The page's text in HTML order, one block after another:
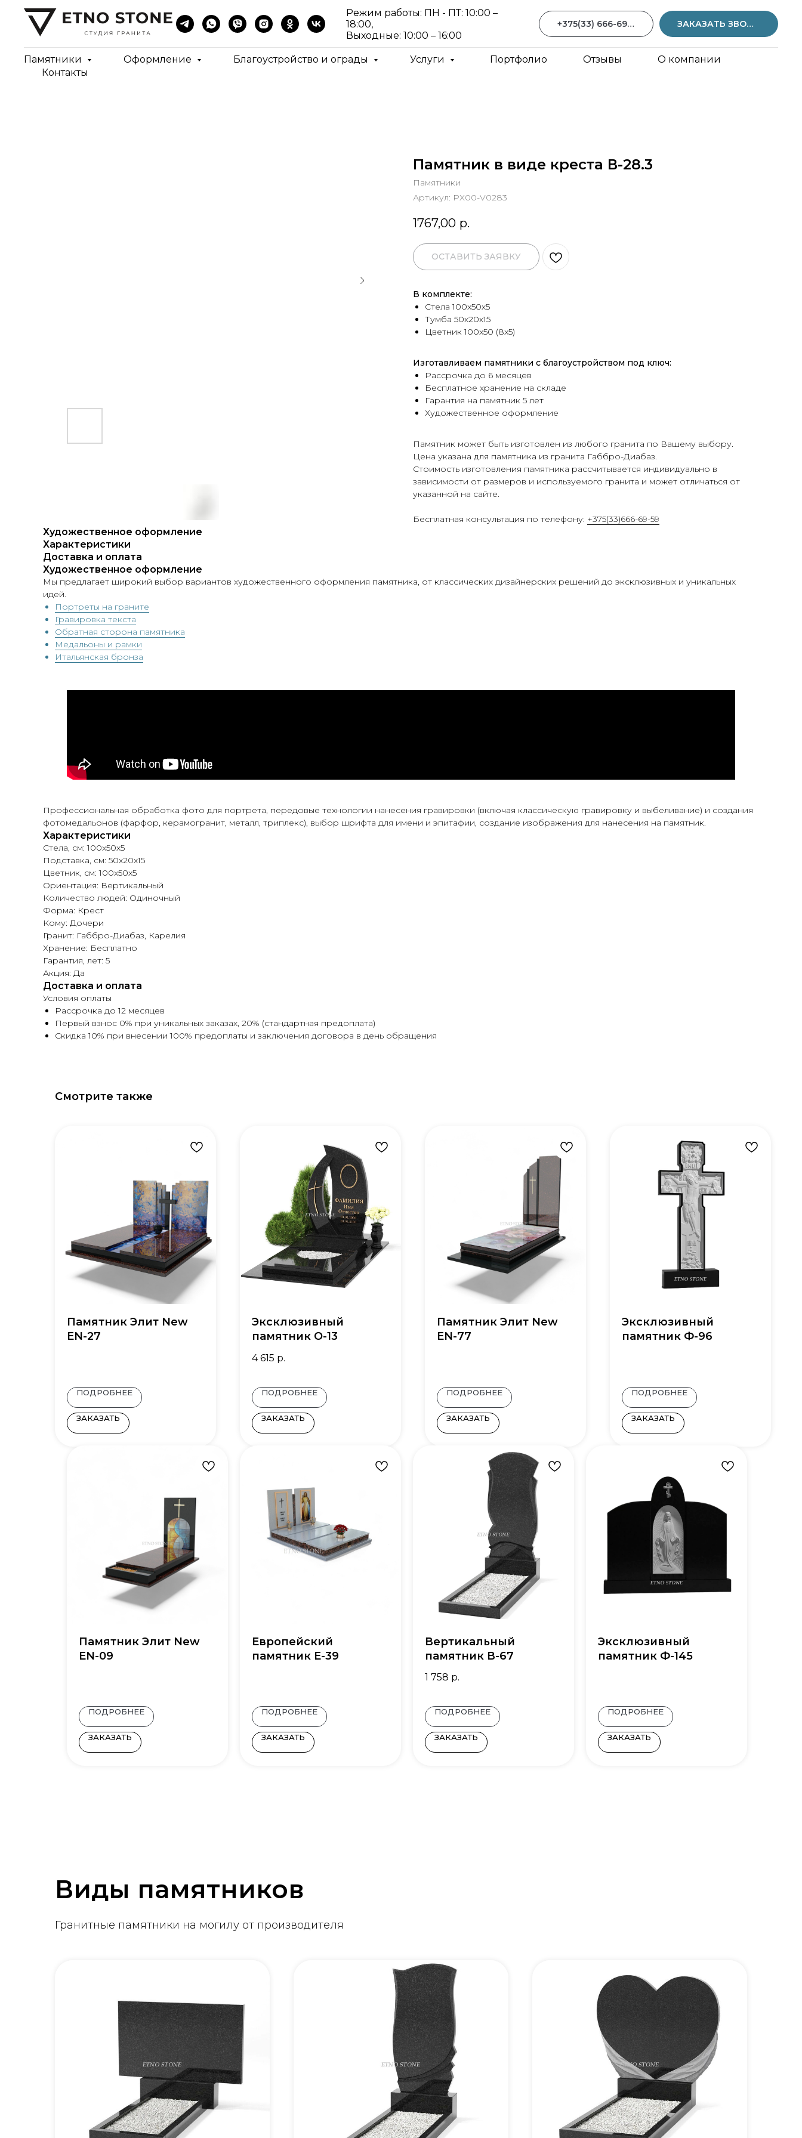
Режим работы: ПН - ПТ: 10:00 –
18:00,
Выходные: 10:00 – 16:00
+375(33) 666-69-59 ЗАКАЗАТЬ ЗВОНОК
Памятники Оформление Благоустройство и ограды Услуги Портфолио Отзывы
О компании
Контакты
Памятник в виде креста В-28.3
Памятники
Артикул: PX00-V0283
1767,00 р.
ОСТАВИТЬ ЗАЯВКУ
В комплекте:
Стела 100х50х5
Тумба 50х20х15
Цветник 100х50 (8х5)
Изготавливаем памятники с благоустройством под ключ:
Рассрочка до 6 месяцев
Бесплатное хранение на складе
Гарантия на памятник 5 лет
Художественное оформление
Памятник может быть изготовлен из любого гранита по Вашему выбору.
Цена указана для памятника из гранита Габбро-Диабаз.
Стоимость изготовления памятника рассчитывается индивидуально в
зависимости от размеров и используемого гранита и может отличаться от
указанной на сайте.
Бесплатная консультация по телефону: +375(33)666-69-59
Художественное оформление
Характеристики
Доставка и оплата
Художественное оформление
Мы предлагает широкий выбор вариантов художественного оформления памятника, от классических дизайнерских решений до эксклюзивных и уникальных
идей.
Портреты на граните
Гравировка текста
Обратная сторона памятника
Медальоны и рамки
Итальянская бронза
Профессиональная обработка фото для портрета, передовые технологии нанесения гравировки (включая классическую гравировку и выбеливание) и создания
фотомедальонов (фарфор, керамогранит, металл, триплекс), выбор шрифта для имени и эпитафии, создание изображения для нанесения на памятник.
Характеристики
Стела, см: 100х50х5
Подставка, см: 50х20х15
Цветник, см: 100х50х5
Ориентация: Вертикальный
Количество людей: Одиночный
Форма: Крест
Кому: Дочери
Гранит: Габбро-Диабаз, Карелия
Хранение: Бесплатно
Гарантия, лет: 5
Акция: Да
Доставка и оплата
Условия оплаты
Рассрочка до 12 месяцев
Первый взнос 0% при уникальных заказах, 20% (стандартная предоплата)
Скидка 10% при внесении 100% предоплаты и заключения договора в день обращения
Смотрите также
Памятник Элит New
EN-27
ПОДРОБНЕЕ
ЗАКАЗАТЬ
Эксклюзивный
памятник О-13
4 615 р.
ПОДРОБНЕЕ
ЗАКАЗАТЬ
Памятник Элит New
EN-77
ПОДРОБНЕЕ
ЗАКАЗАТЬ
Эксклюзивный
памятник Ф-96
ПОДРОБНЕЕ
ЗАКАЗАТЬ
Памятник Элит New
EN-09
ПОДРОБНЕЕ
ЗАКАЗАТЬ
Европейский
памятник E-39
ПОДРОБНЕЕ
ЗАКАЗАТЬ
Вертикальный
памятник В-67
1 758 р.
ПОДРОБНЕЕ
ЗАКАЗАТЬ
Эксклюзивный
памятник Ф-145
ПОДРОБНЕЕ
ЗАКАЗАТЬ
Виды памятников
Гранитные памятники на могилу от производителя